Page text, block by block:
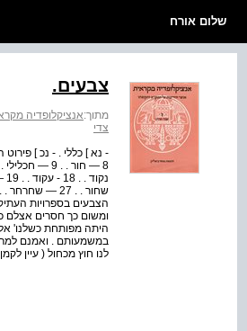
שלום אורח
צבעים.
מתוך:אנציקלופדיה
צדי
הצבעים בספרויות
ומשום כך חסרים אצלם
היתה מפותחת כשלנו'
במשמעותם . ואמנם
לנו חוץ מכחול ( עיין לקמן נב . ( 14 ' 1 תופעה מעניינת